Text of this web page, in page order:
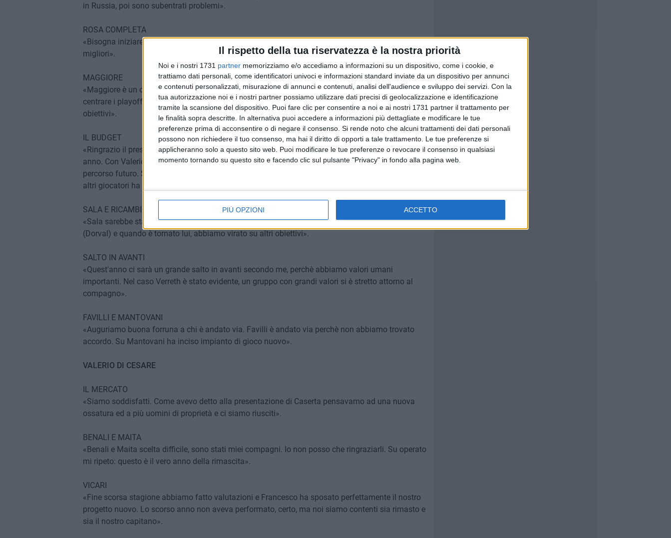
Il rispetto della tua riservatezza è la nostra priorità
Noi e i nostri 1731 partner memorizziamo e/o accediamo a informazioni su un dispositivo, come i cookie, e
trattiamo dati personali, come identificatori univoci e informazioni standard inviate da un dispositivo per annunci
e contenuti personalizzati, misurazione di annunci e contenuti, analisi dell'audience e sviluppo dei servizi. Con la
tua autorizzazione noi e i nostri partner possiamo utilizzare dati precisi di geolocalizzazione e identificazione
tramite la scansione del dispositivo. Puoi fare clic per consentire a noi e ai nostri 1731 partner il trattamento per
le finalità sopra descritte. In alternativa puoi accedere a informazioni più dettagliate e modificare le tue
preferenze prima di acconsentire o di negare il consenso. Si rende noto che alcuni trattamenti dei dati personali
possono non richiedere il tuo consenso, ma hai il diritto di opporti a tale trattamento. Le tue preferenze si
applicheranno solo a questo sito web. Puoi modificare le tue preferenze o revocare il consenso in qualsiasi
momento tornando su questo sito e facendo clic sul pulsante "Privacy" in fondo alla pagina web.
PIÙ OPZIONI ACCETTO
in Russia, poi sono subentrati problemi».
ROSA COMPLETA
«Bisogna iniziare a fare punti, ma pensiamo di sì, possiamo competere sulla carta con le
migliori».
MAGGIORE
«Maggiore è un calciatore che a me piace molto. L'anno scorso avevamo un valore di squadra per
centrare i playoff e ne siamo usciti per colpa nostra. Maggiore è sempre stato tra i nostri
obiettivi».
IL BUDGET
«Ringrazio il presidente che ci ha fatto operare bene, lasciandoci lo stesso budget dello scorso
anno. Con Valerio avevo detto che il mancato risultato avrebbe potuto portare ad un nuovo
percorso futuro. Speriamo porti benefici. Il fattore Brescia ha inciso molto su questo mercato. Su
altri giocatori ha fatto la differenza la nostra aggressività».
SALA E RICAMBIO DORVAL
«Sala sarebbe stato un protagonista. Il suo arrivo era però subordinato alla partenza di Mehdi
(Dorval) e quando è tornato lui, abbiamo virato su altri obiettivi».
SALTO IN AVANTI
«Quest'anno ci sarà un grande salto in avanti secondo me, perchè abbiamo valori umani
importanti. Nel caso Verreth è stato evidente, un gruppo con grandi valori si è stretto attorno al
compagno».
FAVILLI E MANTOVANI
«Auguriamo buona forruna a chi è andato via. Favilli è andato via perchè non abbiamo trovato
accordo. Su Mantovani ha inciso impianto di gioco nuovo».
VALERIO DI CESARE
IL MERCATO
«Siamo soddisfatti. Come avevo detto alla presentazione di Caserta pensavamo ad una nuova
ossatura ed a più uomini di proprietà e ci siamo riusciti».
BENALI E MAITA
«Benali e Maita scelta difficile, sono stati miei compagni. Io non posso che ringraziarli. Su operato
mi ripeto: questo è il vero anno della rimascita».
VICARI
«Fine scorsa stagione abbiamo fatto valutazioni e Francesco ha sposato perfettamente il nostro
progetto nuovo. Lo scorso anno non aveva performato, certo, ma noi siamo contenti sia rimasto e
sia il nostro capitano».